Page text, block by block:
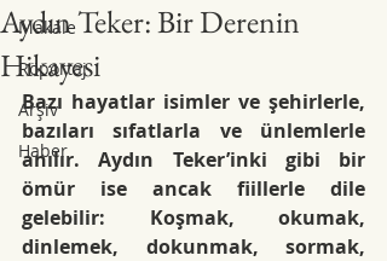
Makale
Röportaj
Arşiv
Haber
Aydın Teker: Bir Derenin
Hikayesi
Bazı hayatlar isimler ve şehirlerle,
bazıları sıfatlarla ve ünlemlerle
anılır. Aydın Teker’inki gibi bir
ömür ise ancak fiillerle dile
gelebilir: Koşmak, okumak,
dinlemek, dokunmak, sormak,